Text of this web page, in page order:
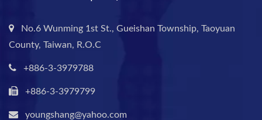
No.6 Wunming 1st St., Gueishan Township, Taoyuan
County, Taiwan, R.O.C
+886-3-3979788
+886-3-3979799
youngshang@yahoo.com